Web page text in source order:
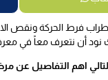
فرط الحركة ونقص
أن نتعرف معاً في
اهم التفاصيل عن